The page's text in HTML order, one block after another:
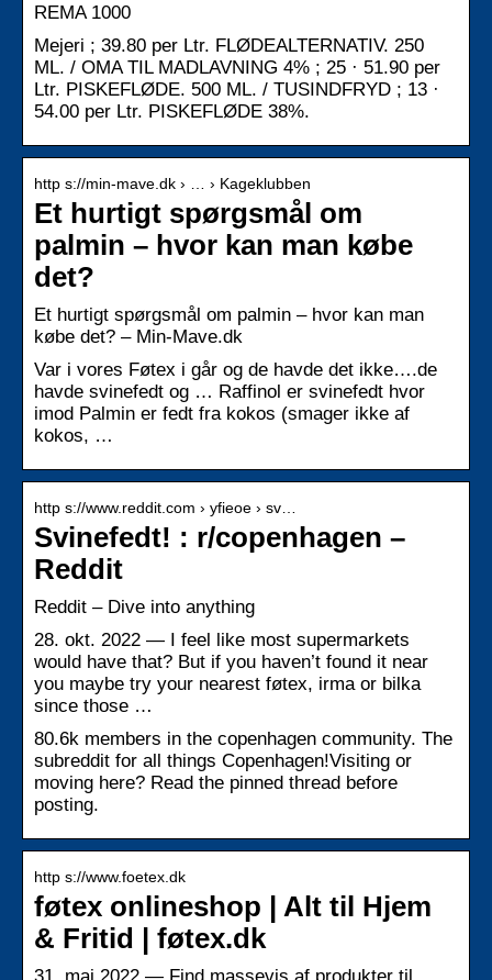
REMA 1000
Mejeri ; 39.80 per Ltr. FLØDEALTERNATIV. 250
ML. / OMA TIL MADLAVNING 4% ; 25 · 51.90 per
Ltr. PISKEFLØDE. 500 ML. / TUSINDFRYD ; 13 ·
54.00 per Ltr. PISKEFLØDE 38%.
http s://min-mave.dk › … › Kageklubben
Et hurtigt spørgsmål om
palmin – hvor kan man købe
det?
Et hurtigt spørgsmål om palmin – hvor kan man
købe det? – Min-Mave.dk
Var i vores Føtex i går og de havde det ikke….de
havde svinefedt og … Raffinol er svinefedt hvor
imod Palmin er fedt fra kokos (smager ikke af
kokos, …
http s://www.reddit.com › yfieoe › sv…
Svinefedt! : r/copenhagen –
Reddit
Reddit – Dive into anything
28. okt. 2022 — I feel like most supermarkets
would have that? But if you haven’t found it near
you maybe try your nearest føtex, irma or bilka
since those …
80.6k members in the copenhagen community. The
subreddit for all things Copenhagen!Visiting or
moving here? Read the pinned thread before
posting.
http s://www.foetex.dk
føtex onlineshop | Alt til Hjem
& Fritid | føtex.dk
31. maj 2022 — Find massevis af produkter til